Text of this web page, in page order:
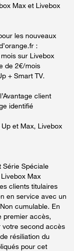
Max et Livebox
les nouveaux
:
sur Livebox
de 2€/mois
+ Smart TV.
client
identifié
et Max, Livebox
Série Spéciale
Max
clients titulaires
en service avec un
cumulable. En
premier accès,
votre second accès
résiliation du
pour cet